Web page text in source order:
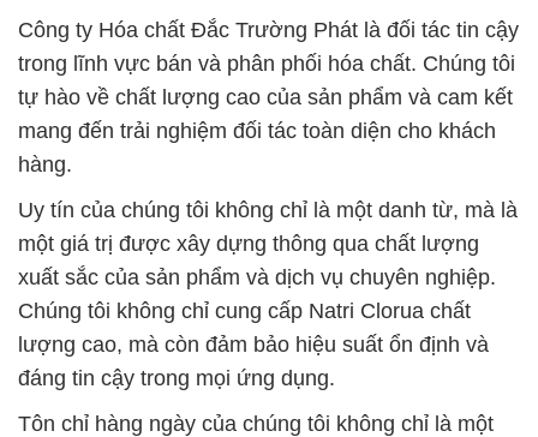
Công ty Hóa chất Đắc Trường Phát là đối tác tin cậy
trong lĩnh vực bán và phân phối hóa chất. Chúng tôi
tự hào về chất lượng cao của sản phẩm và cam kết
mang đến trải nghiệm đối tác toàn diện cho khách
hàng.
Uy tín của chúng tôi không chỉ là một danh từ, mà là
một giá trị được xây dựng thông qua chất lượng
xuất sắc của sản phẩm và dịch vụ chuyên nghiệp.
Chúng tôi không chỉ cung cấp Natri Clorua chất
lượng cao, mà còn đảm bảo hiệu suất ổn định và
đáng tin cậy trong mọi ứng dụng.
Tôn chỉ hàng ngày của chúng tôi không chỉ là một